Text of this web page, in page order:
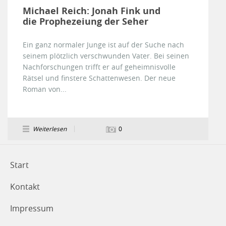
Michael Reich: Jonah Fink und
die Prophezeiung der Seher
Ein ganz normaler Junge ist auf der Suche nach
seinem plötzlich verschwunden Vater. Bei seinen
Nachforschungen trifft er auf geheimnisvolle
Rätsel und finstere Schattenwesen. Der neue
Roman von...
Weiterlesen 0
Start
Kontakt
Impressum